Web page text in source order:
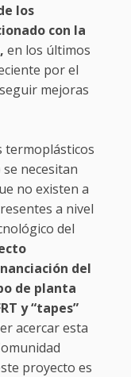
los
con la
en los últimos
por el
mejoras
termoplásticos
necesitan
no existen a
a nivel
del
del
de planta
y “tapes”
acercar esta
proyecto es